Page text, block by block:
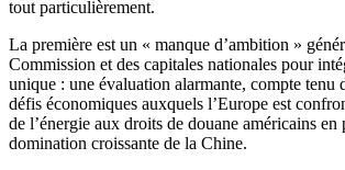
tout particulièrement.
La première est un « manque d’ambition »
Commission et des capitales nationales pour
unique : une évaluation alarmante, compte tenu
défis économiques auxquels l’Europe est
de l’énergie aux droits de douane américains en
domination croissante de la Chine.